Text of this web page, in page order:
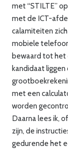
met “STILTE”
met de ICT-
calamiteiten
mobiele
bewaard tot het
kandidaat liggen
met een
worden
Daarna lees ik,
zijn, de
gedurende het